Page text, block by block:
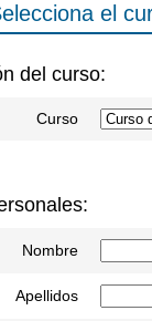
el
del curso:
Curso
Nombre
Apellidos